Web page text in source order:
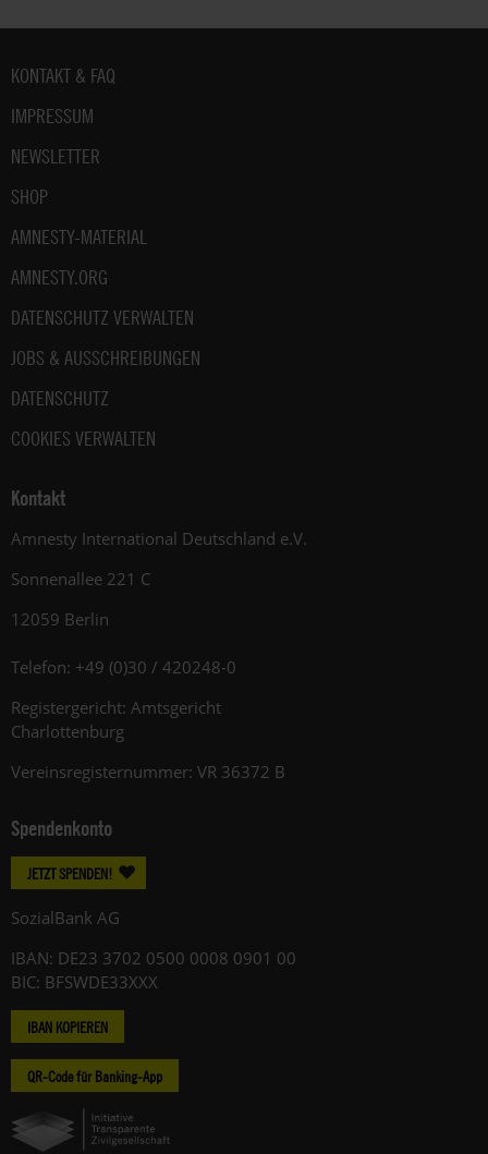
Fußbereich
KONTAKT & FAQ
IMPRESSUM
NEWSLETTER
SHOP
AMNESTY-MATERIAL
AMNESTY.ORG
DATENSCHUTZ VERWALTEN
JOBS & AUSSCHREIBUNGEN
DATENSCHUTZ
COOKIES VERWALTEN
Kontakt
Amnesty International Deutschland e.V.
Sonnenallee 221 C
12059 Berlin
Telefon: +49 (0)30 / 420248-0
Registergericht: Amtsgericht
Charlottenburg
Vereinsregisternummer: VR 36372 B
Spendenkonto
JETZT SPENDEN!
SozialBank AG
IBAN: DE23 3702 0500 0008 0901 00
BIC: BFSWDE33XXX
IBAN KOPIEREN
QR-Code für Banking-App